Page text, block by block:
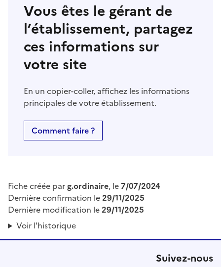
Vous êtes le gérant de
l’établissement, partagez
ces informations sur
votre site
En un copier-coller, affichez les informations
principales de votre établissement.
Comment faire ?
Fiche créée parg.ordinaire, le 7/07/2024
Dernière confirmation le29/11/2025
Dernière modification le29/11/2025
Voir l'historique
Suivez-nous